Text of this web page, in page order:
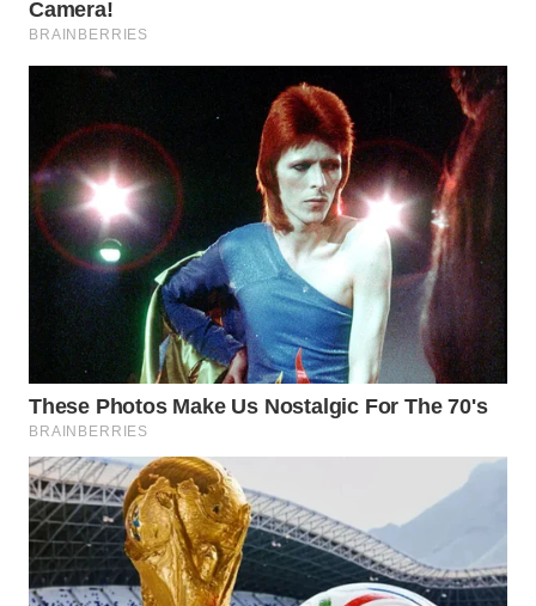
DANAU
WN
NIAS
WN
LANGKAT
WN
TAPANULI
WN
TANJUNG
LESUNG
WN
KARO